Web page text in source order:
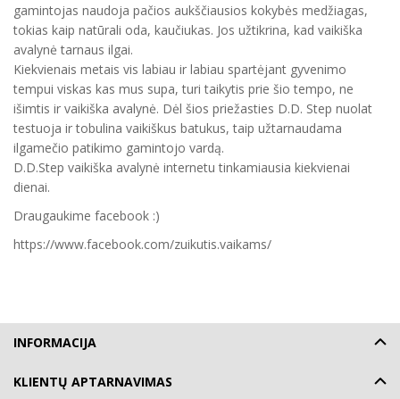
gamintojas naudoja pačios aukščiausios kokybės medžiagas,
tokias kaip natūrali oda, kaučiukas. Jos užtikrina, kad vaikiška
avalynė tarnaus ilgai.
Kiekvienais metais vis labiau ir labiau spartėjant gyvenimo
tempui viskas kas mus supa, turi taikytis prie šio tempo, ne
išimtis ir vaikiška avalynė. Dėl šios priežasties D.D. Step nuolat
testuoja ir tobulina vaikiškus batukus, taip užtarnaudama
ilgamečio patikimo gamintojo vardą.
D.D.Step vaikiška avalynė internetu tinkamiausia kiekvienai
dienai.
Draugaukime facebook :)
https://www.facebook.com/zuikutis.vaikams/
INFORMACIJA
KLIENTŲ APTARNAVIMAS